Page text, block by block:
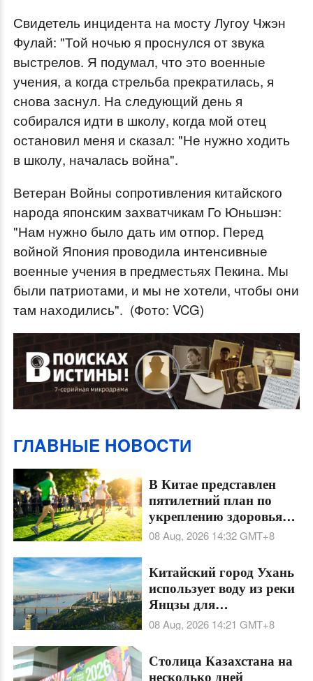
Свидетель инцидента на мосту Лугоу Чжэн
Фулай: "Той ночью я проснулся от звука
выстрелов. Я подумал, что это военные
учения, а когда стрельба прекратилась, я
снова заснул. На следующий день я
собирался идти в школу, когда мой отец
остановил меня и сказал: "Не нужно ходить
в школу, началась война".
Ветеран Войны сопротивления китайского
народа японским захватчикам Го Юньшэн:
"Нам нужно было дать им отпор. Перед
войной Япония проводила интенсивные
военные учения в предместьях Пекина. Мы
были патриотами, и мы не хотели, чтобы они
там находились". (Фото: VCG)
ГЛABHЫE HOBOCTИ
В Китае представлен
пятилетний план по
укреплению здоровья
населения
08 Aug, 2026 14:32GMT+8
Китайский город Ухань
использует воду из реки
Янцзы для
централизованного
охлаждения делового
района
08 Aug, 2026 14:21 GMT+8
Столица Казахстана на
несколько дней